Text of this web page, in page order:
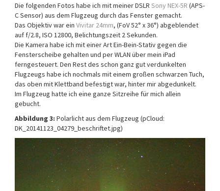
Die folgenden Fotos habe ich mit meiner DSLR Sony NEX-5R (APS-
C Sensor) aus dem Flugzeug durch das Fenster gemacht.
Das Objektiv war ein Vivitar 24mm, (FoV 52° x 36°) abgeblendet
auf f/2.8, ISO 12800, Belichtungszeit 2 Sekunden.
Die Kamera habe ich mit einer Art Ein-Bein-Stativ gegen die
Fensterscheibe gehalten und per WLAN über mein iPad
ferngesteuert. Den Rest des schon ganz gut verdunkelten
Flugzeugs habe ich nochmals mit einem großen schwarzen Tuch,
das oben mit Klettband befestigt war, hinter mir abgedunkelt.
Im Flugzeug hatte ich eine ganze Sitzreihe für mich allein
gebucht.
Abbildung 3: Polarlicht aus dem Flugzeug (pCloud:
DK_20141123_04279_beschriftet.jpg)